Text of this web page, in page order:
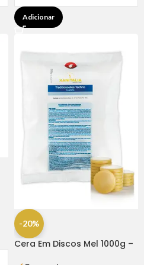
Adicionar
-20%
Cera Em Discos Mel 1000g –